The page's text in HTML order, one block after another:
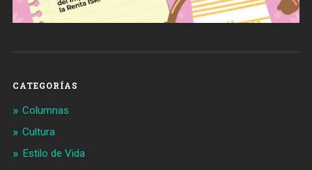
CATEGORÍAS
Columnas
Cultura
Estilo de Vida